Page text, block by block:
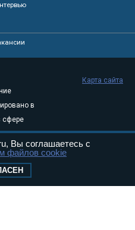
в
сфере
и
05
ФС77-
Карта сайта
Вы соглашаетесь с
файлов cookie